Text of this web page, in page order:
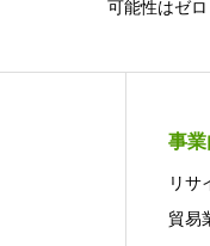
可能性はゼ
事
リサ
貿易